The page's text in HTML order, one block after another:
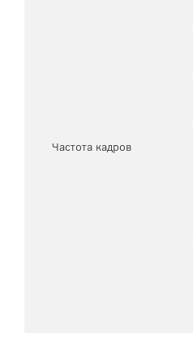
Частота кадров